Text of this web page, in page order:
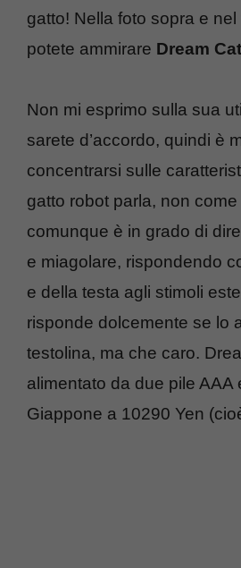
gatto! Nella foto sopra e
potete ammirare Dream Cat
Non mi esprimo sulla sua
sarete d’accordo, quindi è
concentrarsi sulle
gatto robot parla, non come
comunque è in grado di
e miagolare, rispondendo
e della testa agli stimoli
risponde dolcemente se lo
testolina, ma che caro.
alimentato da due pile AAA
Giappone a 10290 Yen